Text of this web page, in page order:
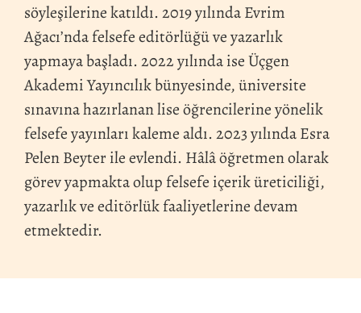
söyleşilerine katıldı. 2019 yılında Evrim
Ağacı’nda felsefe editörlüğü ve yazarlık
yapmaya başladı. 2022 yılında ise Üçgen
Akademi Yayıncılık bünyesinde, üniversite
sınavına hazırlanan lise öğrencilerine yönelik
felsefe yayınları kaleme aldı. 2023 yılında Esra
Pelen Beyter ile evlendi. Hâlâ öğretmen olarak
görev yapmakta olup felsefe içerik üreticiliği,
yazarlık ve editörlük faaliyetlerine devam
etmektedir.